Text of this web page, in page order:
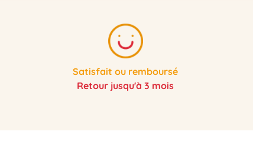
Satisfait ou remboursé
Retour jusqu'à 3 mois